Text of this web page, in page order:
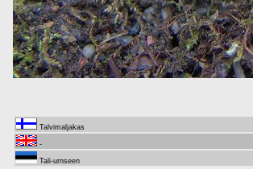
Talvimaljakas
-
Tali-urnseen